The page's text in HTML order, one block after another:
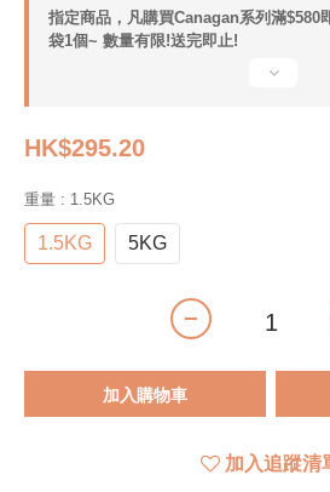
指定商品，凡購買Canagan系列滿$580
袋1個~ 數量有限!送完即止!
HK$295.20
重量 : 1.5KG
1.5KG 5KG
加入購物車
加入追蹤清